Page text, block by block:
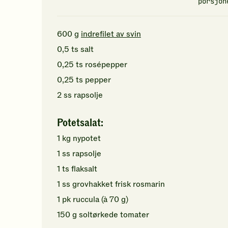
600g indrefilet av svin
0,5 ts salt
0,25 ts rosépepper
0,25 ts pepper
2ss rapsolje
Potetsalat:
1 kg nypotet
1 ss rapsolje
1 ts flaksalt
1 ss grovhakketfrisk rosmarin
1 pk ruccula(à 70 g)
150g soltørkede tomater